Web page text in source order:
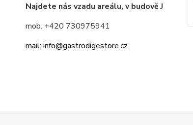
Najdete nás vzadu areálu, v budově J
mob. +420 730975941
mail: info@gastrodigestore.cz